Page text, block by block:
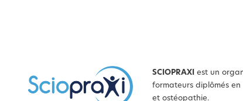
SCIOPRAXI
est un
formateurs diplômés
et ostéopathie.